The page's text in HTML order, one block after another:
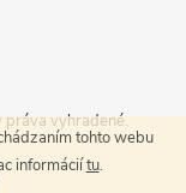
tohto webu
informáciítu.
práva vyhradené.